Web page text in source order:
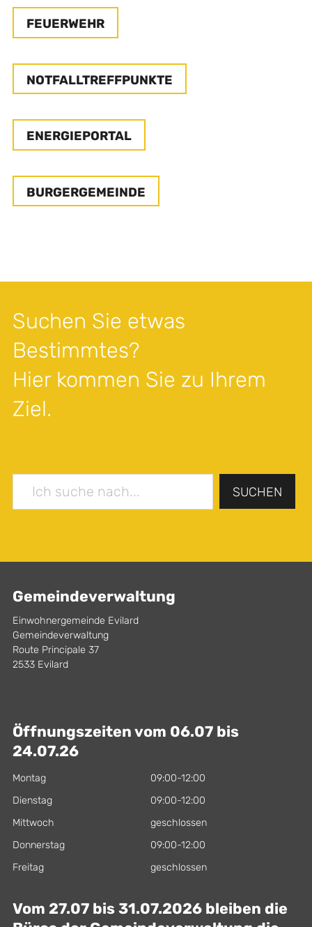
FEUERWEHR
NOTFALLTREFFPUNKTE
ENERGIEPORTAL
BURGERGEMEINDE
Suchen Sie etwas
Bestimmtes?
Hier kommen Sie zu Ihrem
Ziel.
SUCHEN
Gemeindeverwaltung
Einwohnergemeinde Evilard
Gemeindeverwaltung
Route Principale 37
2533 Evilard
Öffnungszeiten vom 06.07 bis
24.07.26
Montag
09:00-12:00
Dienstag
09:00-12:00
Mittwoch
geschlossen
Donnerstag
09:00-12:00
Freitag
geschlossen
Vom 27.07 bis 31.07.2026 bleiben die